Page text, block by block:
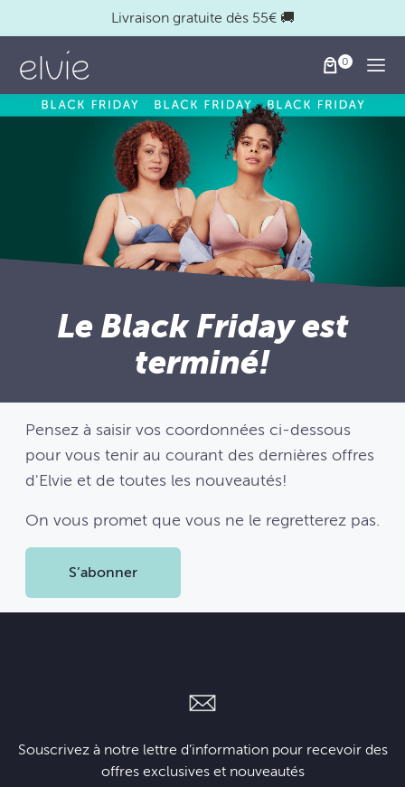
Livraison gratuite dès 55€ 🚚
Le Black Friday est
terminé!
Pensez à saisir vos coordonnées ci-dessous
pour vous tenir au courant des dernières offres
d'Elvie et de toutes les nouveautés!
On vous promet que vous ne le regretterez pas.
S’abonner
Souscrivez à notre lettre d’information pour recevoir des
offres exclusives et nouveautés